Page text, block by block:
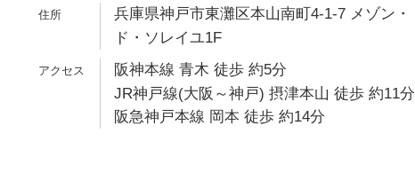
兵庫県神戸市東灘区本山南町4-1-7 メゾン・
ド・ソレイユ1F
阪神本線 青木 徒歩 約5分
JR神戸線(大阪～神戸) 摂津本山 徒歩 約11分
阪急神戸本線 岡本 徒歩 約14分